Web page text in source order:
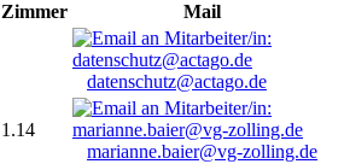
Zimmer
Mail
datenschutz@actago.de
1.14
marianne.baier@vg-zolling.de